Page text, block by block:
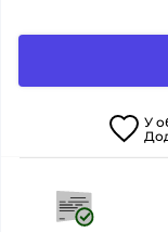
У